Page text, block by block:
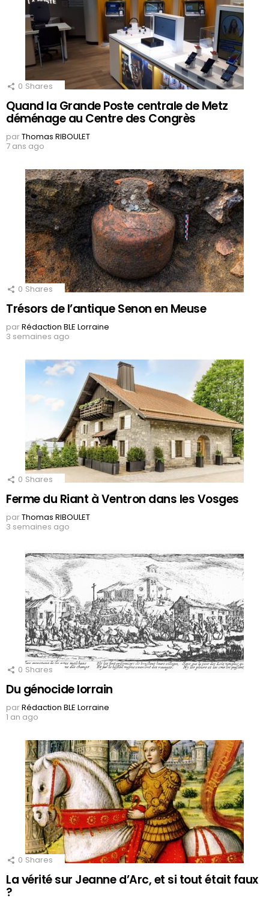
0 Shares
Quand la Grande Poste centrale de Metz
déménage au Centre des Congrès
parThomas RIBOULET
7 ans ago
0 Shares
Trésors de l’antique Senon en Meuse
parRédaction BLE Lorraine
3 semaines ago
0 Shares
Ferme du Riant à Ventron dans les Vosges
parThomas RIBOULET
3 semaines ago
0 Shares
Du génocide lorrain
parRédaction BLE Lorraine
1 an ago
0 Shares
La vérité sur Jeanne d’Arc, et si tout était faux
?